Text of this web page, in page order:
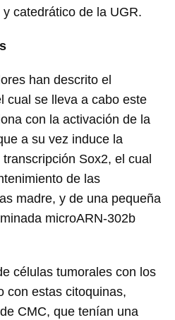
catedrático de la UGR.
han descrito el
cual se lleva a cabo este
con la activación de la
a su vez induce la
Sox2, el cual
de las
madre, y de una pequeña
microARN-302b
células tumorales con los
con estas citoquinas,
CMC, que tenían una